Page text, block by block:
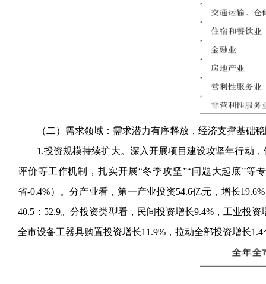
（二）需求领域：需求潜力有序释放，经济支撑基础
1.投资规模持续扩大。深入开展项目建设攻坚年行动
评价等工作机制，扎实开展“冬季攻坚”“问题大起底”等
省-0.4%）。分产业看，第一产业投资54.6亿元，增长
40.5：52.9。分投资类型看，民间投资增长9.4%，工业投
全市设备工器具购置投资增长11.9%，拉动全部投资增长